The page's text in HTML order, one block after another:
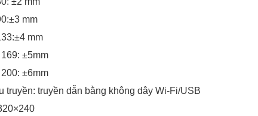
mm
mm
±5mm
±6mm
truyền: truyền dẫn bằng không dây Wi-Fi/USB